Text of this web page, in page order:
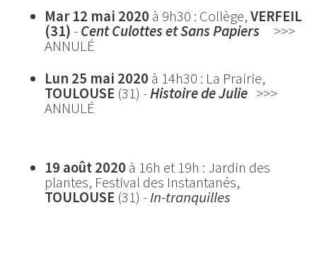
Mar 12 mai 2020 à 9h30 : Collège,VERFEIL
(31)-Cent Culottes et Sans Papiers >>>
ANNULÉ
Lun 25 mai 2020 à 14h30 : La Prairie,
TOULOUSE (31) -Histoire de Julie >>>
ANNULÉ
19 août 2020 à 16h et 19h : Jardin des
plantes, Festival des Instantanés,
TOULOUSE (31) -In-tranquilles